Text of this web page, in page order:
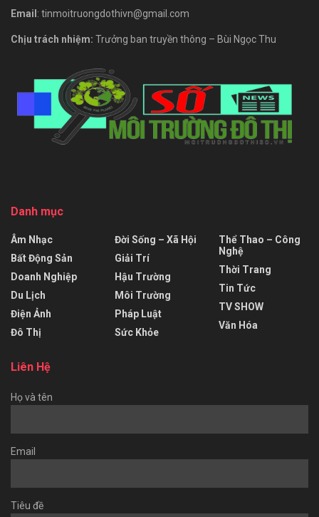
Email : tinmoitruongdothivn@gmail.com
Chịu trách nhiệm: Trưởng ban truyền thông – Bùi Ngọc Thu
Danh mục
Âm Nhạc
Bất Động Sản
Doanh Nghiệp
Du Lịch
Điện Ảnh
Đô Thị
Đời Sống – Xã Hội
Giải Trí
Hậu Trường
Môi Trường
Pháp Luật
Sức Khỏe
Thể Thao – Công
Nghệ
Thời Trang
Tin Tức
TV SHOW
Văn Hóa
Liên Hệ
Họ và tên
Email
Tiêu đề